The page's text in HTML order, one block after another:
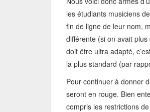
les étudiants musiciens
fin de ligne de leur nom,
différente (si on avait
doit être ultra adapté,
la plus standard (par
Pour continuer à donner
seront en rouge. Bien
compris les restrictions